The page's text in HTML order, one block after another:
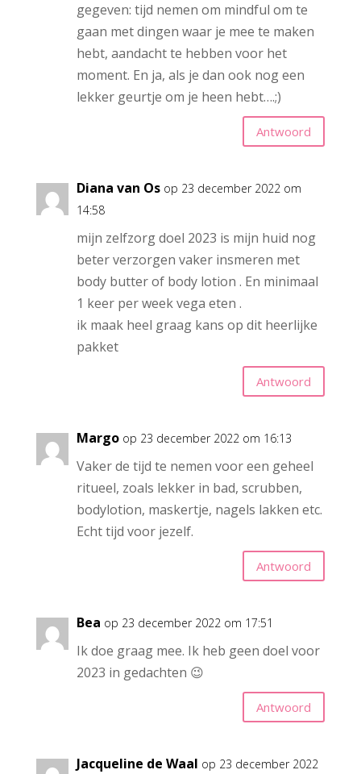
gegeven: tijd nemen om mindful om te
gaan met dingen waar je mee te maken
hebt, aandacht te hebben voor het
moment. En ja, als je dan ook nog een
lekker geurtje om je heen hebt….;)
Antwoord
Diana van Os op 23 december 2022 om
14:58
mijn zelfzorg doel 2023 is mijn huid nog
beter verzorgen vaker insmeren met
body butter of body lotion . En minimaal
1 keer per week vega eten .
ik maak heel graag kans op dit heerlijke
pakket
Antwoord
Margo op 23 december 2022 om 16:13
Vaker de tijd te nemen voor een geheel
ritueel, zoals lekker in bad, scrubben,
bodylotion, maskertje, nagels lakken etc.
Echt tijd voor jezelf.
Antwoord
Bea op 23 december 2022 om 17:51
Ik doe graag mee. Ik heb geen doel voor
2023 in gedachten 😉
Antwoord
Jacqueline de Waal op 23 december 2022